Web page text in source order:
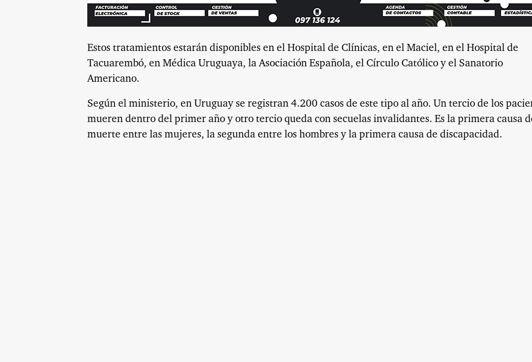
Estos tratamientos estarán disponibles en el Hospital de Clínicas, en el Maciel, en el Hospital de
Tacuarembó, en Médica Uruguaya, la Asociación Española, el Círculo Católico y el Sanatorio
Americano.
Según el ministerio, en Uruguay se registran 4.200 casos de este tipo al año. Un tercio de los
mueren dentro del primer año y otro tercio queda con secuelas invalidantes. Es la primera causa
muerte entre las mujeres, la segunda entre los hombres y la primera causa de discapacidad.